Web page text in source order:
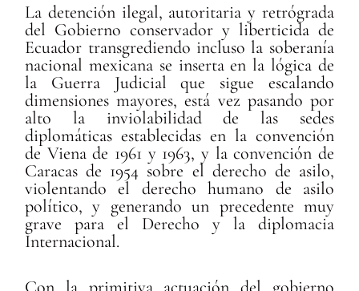
La detención ilegal, autoritaria y retrógrada
del Gobierno conservador y liberticida de
Ecuador transgrediendo incluso la soberanía
nacional mexicana se inserta en la lógica de
la Guerra Judicial que sigue escalando
dimensiones mayores, está vez pasando por
alto la inviolabilidad de las sedes
diplomáticas establecidas en la convención
de Viena de 1961 y 1963, y la convención de
Caracas de 1954 sobre el derecho de asilo,
violentando el derecho humano de asilo
político, y generando un precedente muy
grave para el Derecho y la diplomacia
Internacional.